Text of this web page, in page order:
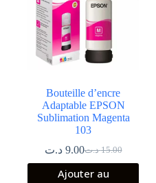
Bouteille d’encre
Adaptable EPSON
Sublimation Magenta
103
15.00 د.ت
Le
prix
initial
9.00 د.ت
Le
prix
actuel
Ajouter au